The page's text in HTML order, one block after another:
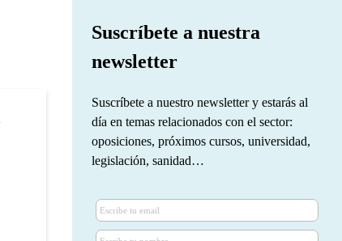
Suscríbete a nuestra
newsletter
Suscríbete a nuestro newsletter y estarás al
día en temas relacionados con el sector:
oposiciones, próximos cursos, universidad,
legislación, sanidad…